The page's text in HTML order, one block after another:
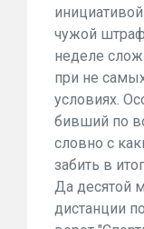
чужой
неделе
при не
условиях.
бивший по
словно с
забить в
Да десятой
дистанции